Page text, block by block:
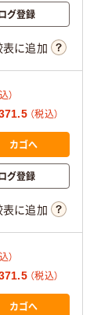
グ登録
表に追加
）
（税込）
カゴへ
グ登録
表に追加
）
（税込）
カゴへ